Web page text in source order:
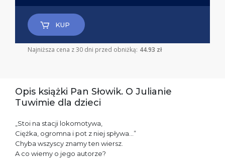
KUP
Najniższa cena z 30 dni przed obniżką: 44.93 zł
Opis książki Pan Słowik. O Julianie
Tuwimie dla dzieci
„Stoi na stacji lokomotywa,
Ciężka, ogromna i pot z niej spływa…”
Chyba wszyscy znamy ten wiersz.
A co wiemy o jego autorze?